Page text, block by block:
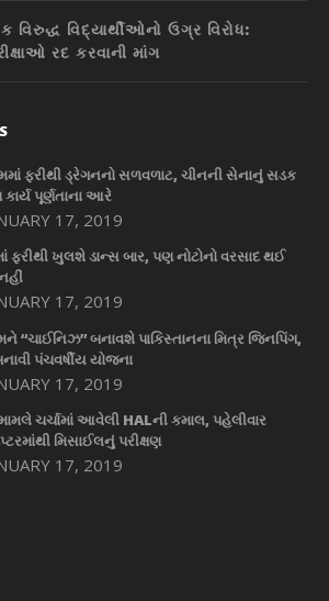
વિરુદ્ધ વિદ્યાર્થીઓનો ઉગ્ર વિરોધ:
રદ કરવાની માંગ
ફરીથી ડ્રેગનનો સળવળાટ, ચીનની સેનાનું સડક
કાર્ય પૂર્ણતાના આરે
17, 2019
ફરીથી ખુલશે ડાન્સ બાર, પણ નોટોનો વરસાદ થઈ
17, 2019
“ચાઈનિઝ” બનાવશે પાકિસ્તાનના મિત્ર જિનપિંગ,
પંચવર્ષીય યોજના
17, 2019
ચર્ચામાં આવેલી HALની કમાલ, પહેલીવાર
મિસાઈલનું પરીક્ષણ
17, 2019